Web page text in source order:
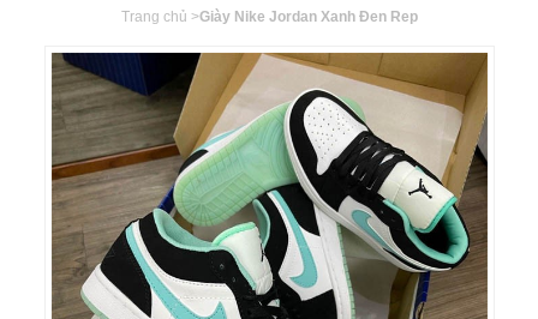
Trang chủ >Giày Nike Jordan Xanh Đen Rep